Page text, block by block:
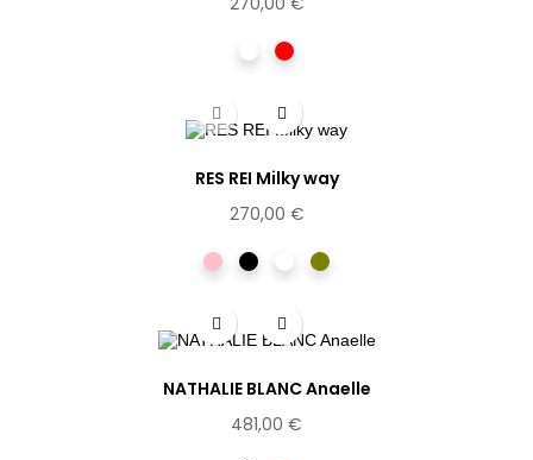
CristalRouge
RES REI Milky way
270,00 €
Rose Noir
EcailleVert
NATHALIE BLANC Anaelle
481,00 €